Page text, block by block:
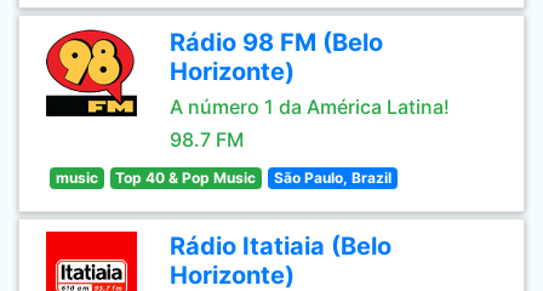
Rádio 98 FM (Belo
Horizonte)
A número 1 da América Latina!
98.7 FM
music Top 40 & Pop Music São Paulo, Brazil
Rádio Itatiaia (Belo
Horizonte)